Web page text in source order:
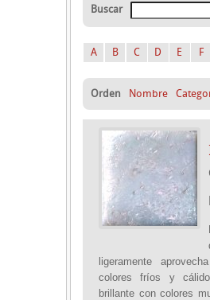
Buscar
A B C D E F
Orden Nombre
ligeramente
colores fríos y
brillante con colores